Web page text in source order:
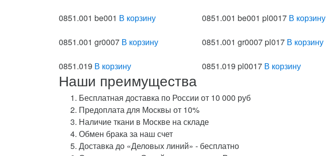
0851.001 be001 В корзину 0851.001 be001 pl0017 В корзину
0851.001 gr0007 В корзину 0851.001 gr0007 pl017 В корзину
0851.019 В корзину 0851.019 pl0017 В корзину
Наши преимущества
Бесплатная доставка по России от 10 000 руб
Предоплата для Москвы от 10%
Наличие ткани в Москве на складе
Обмен брака за наш счет
Доставка до «Деловых линий» - бесплатно